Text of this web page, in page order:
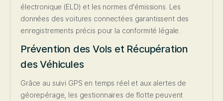
électronique (ELD) et les normes d'émissions. Les
données des voitures connectées garantissent des
enregistrements précis pour la conformité légale.
Prévention des Vols et Récupération
des Véhicules
Grâce au suivi GPS en temps réel et aux alertes de
géorepérage, les gestionnaires de flotte peuvent